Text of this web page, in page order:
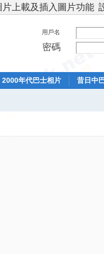
片上載及插入圖片功能
用戶名
密碼
2000年代巴士相片 昔日中